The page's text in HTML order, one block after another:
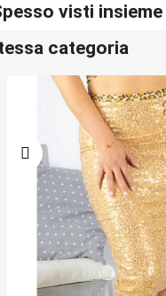
visti insieme
categoria